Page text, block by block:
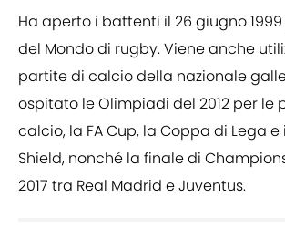
Ha aperto i battenti il ​​26 giugno
del Mondo di rugby. Viene anche
partite di calcio della nazionale
ospitato le Olimpiadi del 2012 per le
calcio, la FA Cup, la Coppa di Lega
Shield, nonché la finale di
2017 tra Real Madrid e Juventus.